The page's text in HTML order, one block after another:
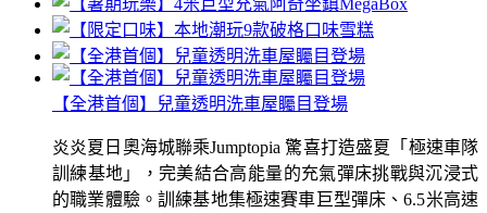
【全港首個】兒童透明洗車屋矚目登場
炎炎夏日奧海城聯乘Jumptopia 驚喜打造盛夏「極速車隊
訓練基地」，完美結合高能量的充氣彈床挑戰與沉浸式
的職業體驗。訓練基地集極速賽車巨型彈床、6.5米高速